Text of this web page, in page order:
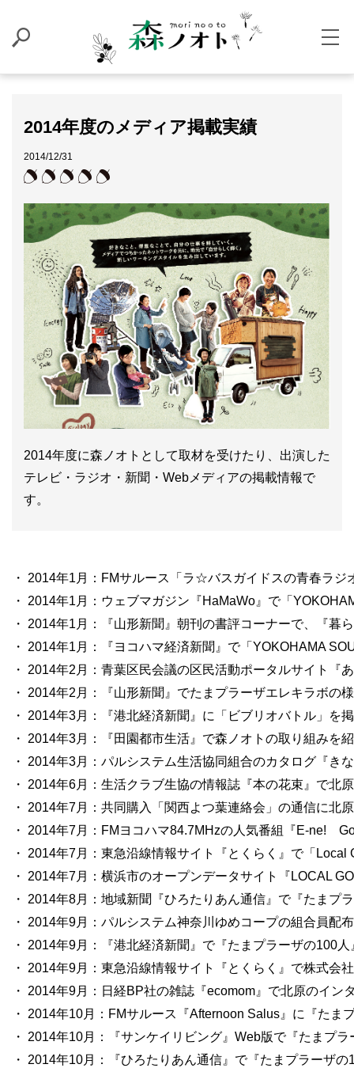
2014年度のメディア掲載実績
2014/12/31
2014年度に森ノオトとして取材を受けたり、出演した
テレビ・ラジオ・新聞・Webメディアの掲載情報で
す。
・ 2014年1月：FMサルース「ラ☆バスガイドスの青春ラジ
・ 2014年1月：ウェブマガジン『HaMaWo』で「
・ 2014年1月：『山形新聞』朝刊の書評コーナーで、『暮
・ 2014年1月：『ヨコハマ経済新聞』で「YOKOHAMA
・ 2014年2月：青葉区民会議の区民活動ポータルサイト
・ 2014年2月：『山形新聞』でたまプラーザエレキラボの
・ 2014年3月：『港北経済新聞』に「ビブリオバトル」を
・ 2014年3月：『田園都市生活』で森ノオトの取り組みを
・ 2014年3月：パルシステム生活協同組合のカタログ『
・ 2014年6月：生活クラブ生協の情報誌『本の花束』で
・ 2014年7月：共同購入「関西よつ葉連絡会」の通信に北
・ 2014年7月：FMヨコハマ84.7MHzの人気番組『E-ne!　
・ 2014年7月：東急沿線情報サイト『とくらく』で「
・ 2014年7月：横浜市のオープンデータサイト『LOCAL
・ 2014年8月：地域新聞『ひろたりあん通信』で『たまプ
・ 2014年9月：パルシステム神奈川ゆめコープの組合員
・ 2014年9月：『港北経済新聞』で『たまプラーザの100
・ 2014年9月：東急沿線情報サイト『とくらく』で株式会
・ 2014年9月：日経BP社の雑誌『ecomom』で北原のイン
・ 2014年10月：FMサルース『Afternoon Salus』に『たま
・ 2014年10月：『サンケイリビング』Web版で『たまプ
・ 2014年10月：『ひろたりあん通信』で『たまプラーザ